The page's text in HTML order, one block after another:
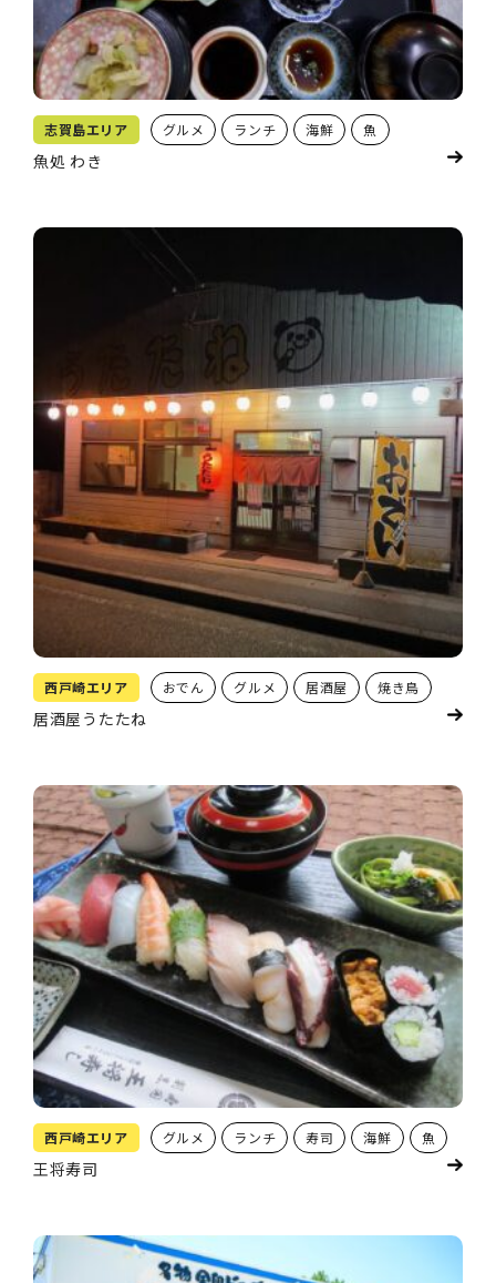
志賀島エリア グルメ ランチ 海鮮 魚
魚処 わき
西戸崎エリア おでん グルメ 居酒屋 焼き鳥
居酒屋うたたね
西戸崎エリア グルメ ランチ 寿司 海鮮 魚
王将寿司